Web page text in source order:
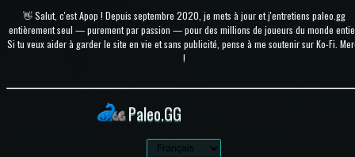
👋 Salut, c'est Apop ! Depuis septembre 2020, je mets à jour et j'entretiens paleo.gg
entièrement seul — purement par passion — pour des millions de joueurs du monde
Si tu veux aider à garder le site en vie et sans publicité, pense à me soutenir sur Ko-Fi.
!
Paleo.GG